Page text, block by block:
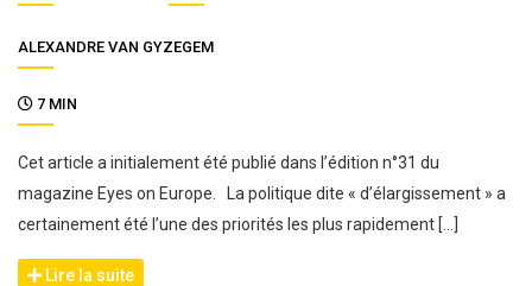
ALEXANDRE VAN GYZEGEM
7 MIN
Cet article a initialement été publié dans l’édition n°31 du
magazine Eyes on Europe. La politique dite « d’élargissement » a
certainement été l’une des priorités les plus rapidement […]
Lire la suite